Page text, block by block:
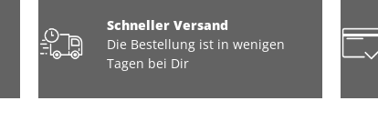
Schneller Versand
Die Bestellung ist in wenigen
Tagen bei Dir